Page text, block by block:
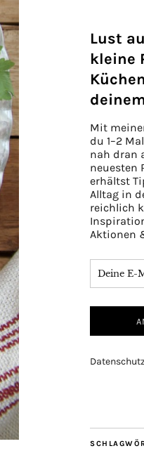
Lust
kleine
Mit
du 1–2
nah dran
neuesten
erhältst
Alltag in
reichlich
Aktionen